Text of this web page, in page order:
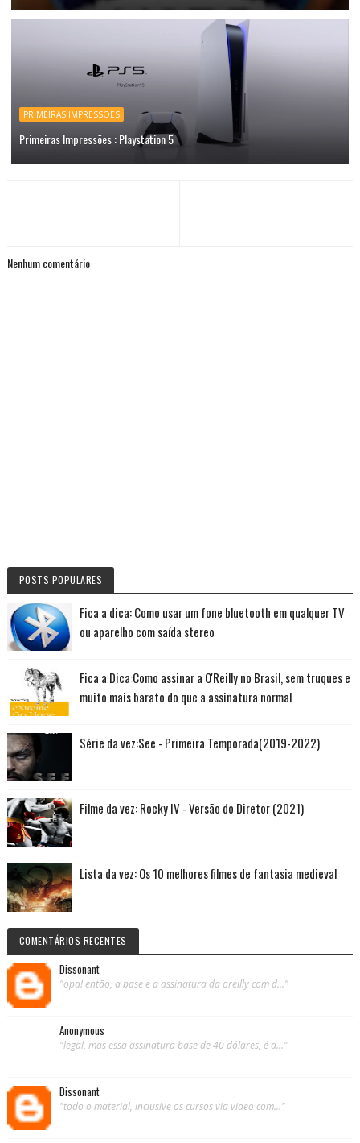
PRIMEIRAS IMPRESSÕES
Primeiras Impressões : Playstation 5
Nenhum comentário
POSTS POPULARES
Fica a dica: Como usar um fone bluetooth em qualquer TV
ou aparelho com saída stereo
Fica a Dica:Como assinar a O'Reilly no Brasil, sem truques e
muito mais barato do que a assinatura normal
Série da vez:See - Primeira Temporada(2019-2022)
Filme da vez: Rocky IV - Versão do Diretor (2021)
Lista da vez: Os 10 melhores filmes de fantasia medieval
COMENTÁRIOS RECENTES
Dissonant
"opa! então, a base e a assinatura da oreilly com d..."
Anonymous
"legal, mas essa assinatura base de 40 dólares, é a..."
Dissonant
"todo o material, inclusive os cursos via video com..."